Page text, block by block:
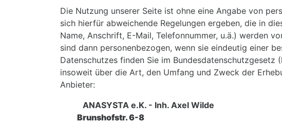
Die Nutzung unserer Seite ist ohne eine Angabe von
sich hierfür abweichende Regelungen ergeben, die in
Name, Anschrift, E-Mail, Telefonnummer, u.ä.) werden
sind dann personenbezogen, wenn sie eindeutig einer
Datenschutzes finden Sie im Bundesdatenschutzgesetz
insoweit über die Art, den Umfang und Zweck der
Anbieter:
ANASYSTA e.K. - Inh. Axel Wilde
Brunshofstr. 6-8